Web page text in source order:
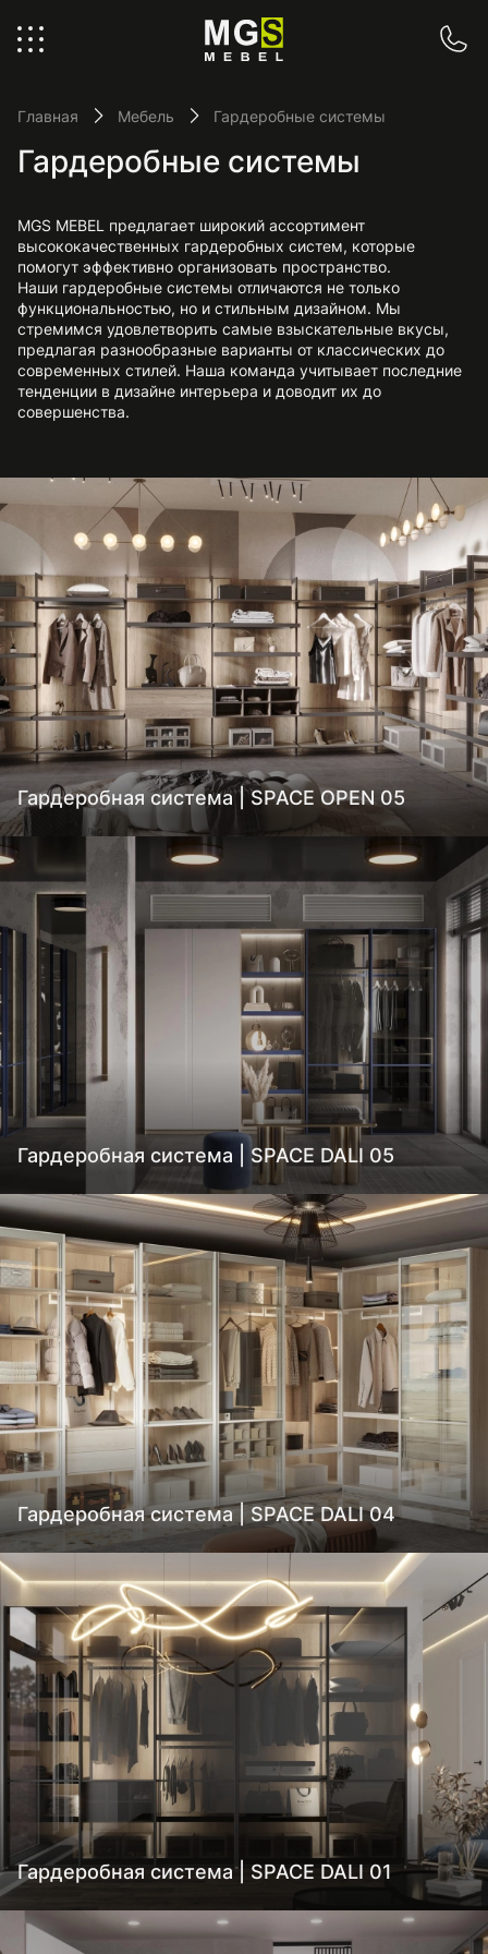
Главная Мебель Гардеробные системы
Гардеробные системы
MGS MEBEL предлагает широкий ассортимент
высококачественных гардеробных систем, которые
помогут эффективно организовать пространство.
Наши гардеробные системы отличаются не только
функциональностью, но и стильным дизайном. Мы
стремимся удовлетворить самые взыскательные вкусы,
предлагая разнообразные варианты от классических до
современных стилей. Наша команда учитывает последние
тенденции в дизайне интерьера и доводит их до
совершенства.
Гардеробная система | SPACE OPEN 05
Гардеробная система | SPACE DALI 05
Гардеробная система | SPACE DALI 04
Гардеробная система | SPACE DALI 01